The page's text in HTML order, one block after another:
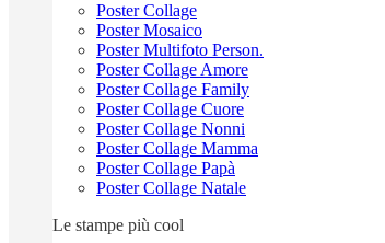
Poster Collage
Poster Mosaico
Poster Multifoto Person.
Poster Collage Amore
Poster Collage Family
Poster Collage Cuore
Poster Collage Nonni
Poster Collage Mamma
Poster Collage Papà
Poster Collage Natale
Le stampe più cool